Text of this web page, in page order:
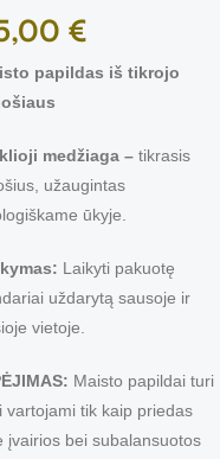
€
papildas iš tikrojo
medžiaga – tikrasis
užaugintas
ūkyje.
Laikyti pakuotę
uždarytą sausoje ir
vietoje.
Maisto papildai turi
vartojami tik kaip priedas
įvairios bei subalansuotos